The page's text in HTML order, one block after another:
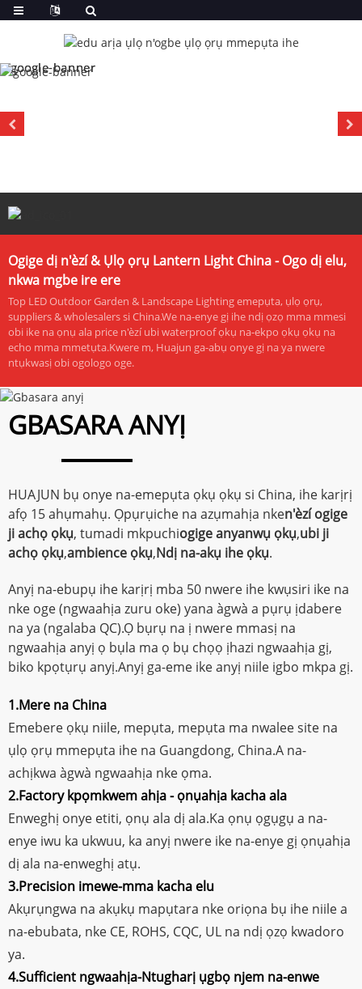
Ogige dị n'èzí & Ụlọ ọrụ Lantern Light China - Ogo dị elu,
nkwa mgbe ire ere
Top LED Outdoor Garden & Landscape Lighting emepụta, ụlọ ọrụ,
suppliers & wholesalers si China.We na-enye gị ihe ndị ọzọ mma mmesi
obi ike na ọnụ ala price n'èzí ubi waterproof ọkụ na-ekpo ọkụ ọkụ na
echo mma mmetụta.Kwere m, Huajun ga-abụ onye gị na ya nwere
ntụkwasị obi ogologo oge.
GBASARA ANYỊ
HUAJUN bụ onye na-emepụta ọkụ ọkụ si China, ihe karịrị
afọ 15 ahụmahụ. Ọpụrụiche na azụmahịa nken'èzí ogige
ji achọ ọkụ, tumadi mkpuchiogige anyanwụ ọkụ,ubi ji
achọ ọkụ,ambience ọkụ,Ndị na-akụ ihe ọkụ.
Anyị na-ebupụ ihe karịrị mba 50 nwere ihe kwụsiri ike na
nke oge (ngwaahịa zuru oke) yana àgwà a pụrụ ịdabere
na ya (ngalaba QC).Ọ bụrụ na ị nwere mmasị na
ngwaahịa anyị ọ bụla ma ọ bụ chọọ ịhazi ngwaahịa gị,
biko kpọtụrụ anyị.Anyị ga-eme ike anyị niile igbo mkpa gị.
1.Mere na China
Emebere ọkụ niile, mepụta, mepụta ma nwalee site na
ụlọ ọrụ mmepụta ihe na Guangdong, China.A na-
achịkwa àgwà ngwaahịa nke ọma.
2.Factory kpọmkwem ahịa - ọnụahịa kacha ala
Enweghị onye etiti, ọnụ ala dị ala.Ka ọnụ ọgụgụ a na-
enye iwu ka ukwuu, ka anyị nwere ike na-enye gị ọnụahịa
dị ala na-enweghị atụ.
3.Precision imewe-mma kacha elu
Akụrụngwa na akụkụ mapụtara nke oriọna bụ ihe niile a
na-ebubata, nke CE, ROHS, CQC, UL na ndị ọzọ kwadoro
ya.
4.Sufficient ngwaahịa-Ntugharị ụgbọ njem na-enwe